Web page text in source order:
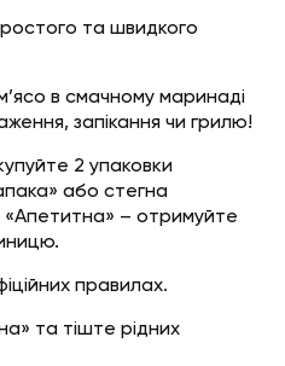
та швидкого
в смачному маринаді
запікання чи грилю!
2 упаковки
або стегна
– отримуйте
правилах.
та тіште рідних